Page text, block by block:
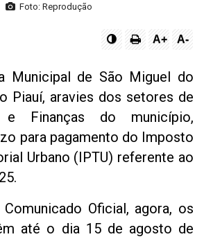
Foto: Reprodução
A+ A-
Municipal de São Miguel do
Piauí, aravies dos setores de
e Finanças do município,
para pagamento do Imposto
Urbano (IPTU) referente ao
Oficial, agora, os
até o dia 15 de agosto de